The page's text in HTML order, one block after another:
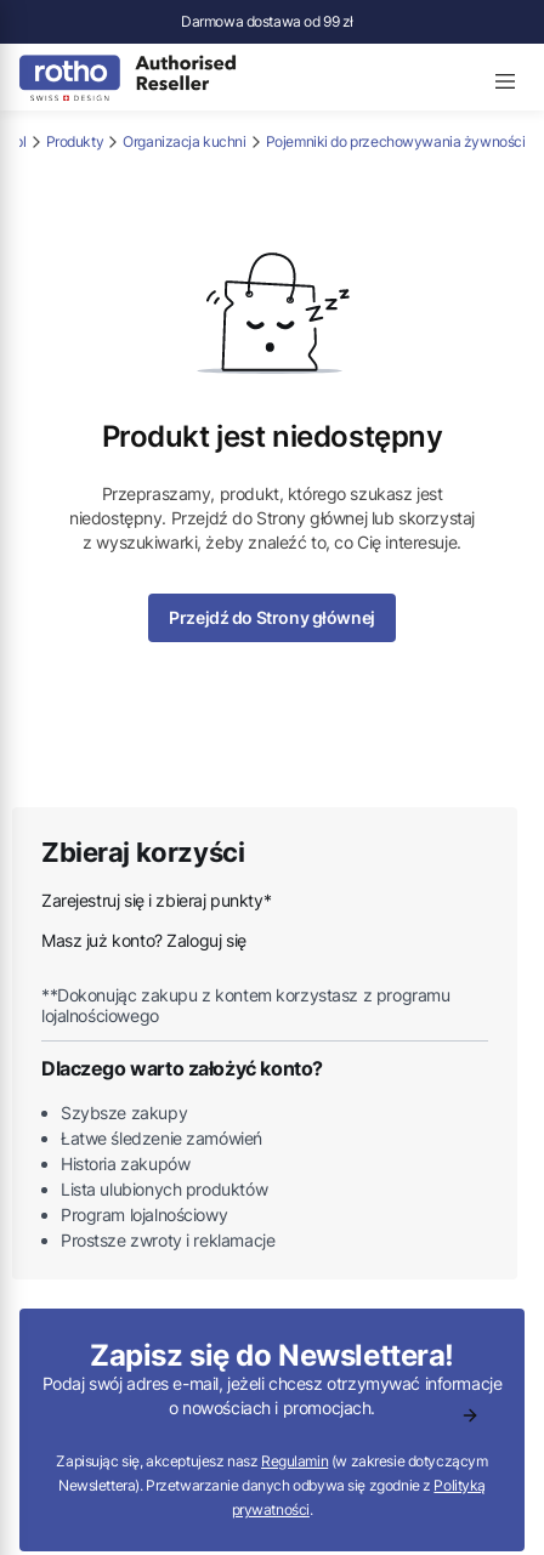
Darmowa dostawa od 99 zł
Produkty Organizacja kuchni Pojemniki do przechowywania żywności
Produkt jest niedostępny
Przepraszamy, produkt, którego szukasz jest
niedostępny. Przejdź do Strony głównej lub skorzystaj
z wyszukiwarki, żeby znaleźć to, co Cię interesuje.
Przejdź do Strony głównej
Zbieraj korzyści
Zarejestruj się i zbieraj punkty*
Masz już konto? Zaloguj się
**Dokonując zakupu z kontem korzystasz z programu
lojalnościowego
Dlaczego warto założyć konto?
Szybsze zakupy
Łatwe śledzenie zamówień
Historia zakupów
Lista ulubionych produktów
Program lojalnościowy
Prostsze zwroty i reklamacje
Zapisz się do Newslettera!
Podaj swój adres e-mail, jeżeli chcesz otrzymywać informacje
o nowościach i promocjach.
Zapisując się, akceptujesz nasz Regulamin (w zakresie dotyczącym
Newslettera). Przetwarzanie danych odbywa się zgodnie z Polityką
prywatności.